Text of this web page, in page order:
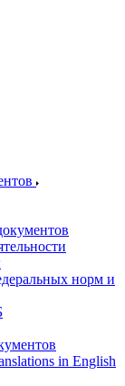
норм и
in English